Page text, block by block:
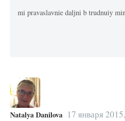
mi pravaslavnie daljni b trudnuiy
Natalya Danilova 17 января